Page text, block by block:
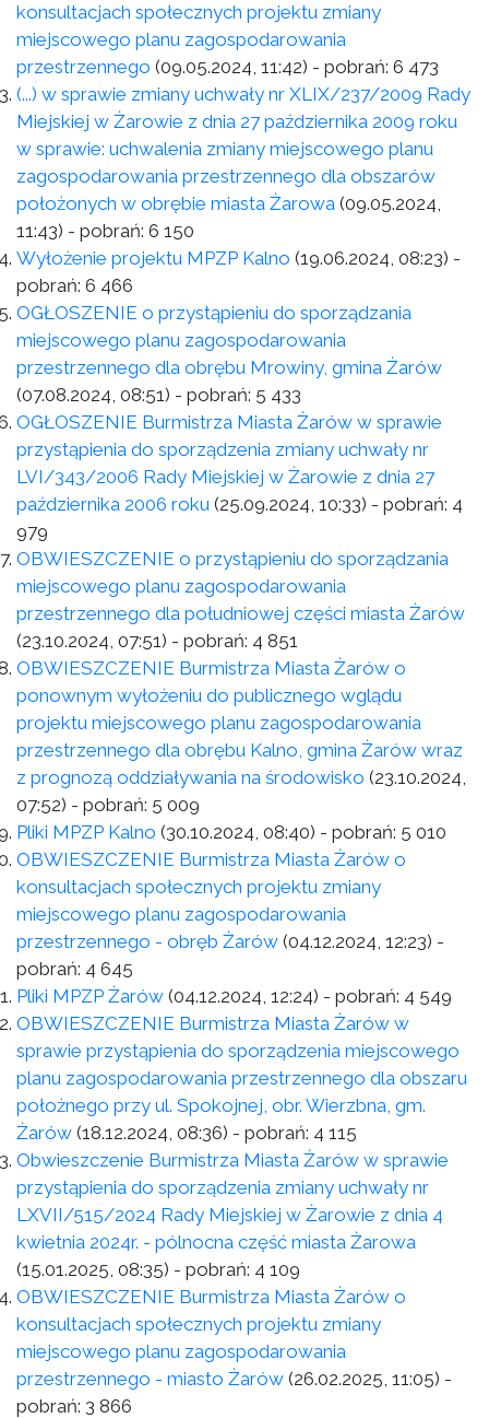
konsultacjach społecznych projektu zmiany
miejscowego planu zagospodarowania
przestrzennego (09.05.2024, 11:42) - pobrań: 6 473
(...) w sprawie zmiany uchwały nr XLIX/237/2009 Rady
Miejskiej w Żarowie z dnia 27 października 2009 roku
w sprawie: uchwalenia zmiany miejscowego planu
zagospodarowania przestrzennego dla obszarów
położonych w obrębie miasta Żarowa (09.05.2024,
11:43) - pobrań: 6 150
Wyłożenie projektu MPZP Kalno (19.06.2024, 08:23) -
pobrań: 6 466
OGŁOSZENIE o przystąpieniu do sporządzania
miejscowego planu zagospodarowania
przestrzennego dla obrębu Mrowiny, gmina Żarów
(07.08.2024, 08:51) - pobrań: 5 433
OGŁOSZENIE Burmistrza Miasta Żarów w sprawie
przystąpienia do sporządzenia zmiany uchwały nr
LVI/343/2006 Rady Miejskiej w Żarowie z dnia 27
października 2006 roku (25.09.2024, 10:33) - pobrań: 4
979
OBWIESZCZENIE o przystąpieniu do sporządzania
miejscowego planu zagospodarowania
przestrzennego dla południowej części miasta Żarów
(23.10.2024, 07:51) - pobrań: 4 851
OBWIESZCZENIE Burmistrza Miasta Żarów o
ponownym wyłożeniu do publicznego wglądu
projektu miejscowego planu zagospodarowania
przestrzennego dla obrębu Kalno, gmina Żarów wraz
z prognozą oddziaływania na środowisko (23.10.2024,
07:52) - pobrań: 5 009
Pliki MPZP Kalno (30.10.2024, 08:40) - pobrań: 5 010
OBWIESZCZENIE Burmistrza Miasta Żarów o
konsultacjach społecznych projektu zmiany
miejscowego planu zagospodarowania
przestrzennego - obręb Żarów (04.12.2024, 12:23) -
pobrań: 4 645
Pliki MPZP Żarów (04.12.2024, 12:24) - pobrań: 4 549
OBWIESZCZENIE Burmistrza Miasta Żarów w
sprawie przystąpienia do sporządzenia miejscowego
planu zagospodarowania przestrzennego dla obszaru
położnego przy ul. Spokojnej, obr. Wierzbna, gm.
Żarów (18.12.2024, 08:36) - pobrań: 4 115
Obwieszczenie Burmistrza Miasta Żarów w sprawie
przystąpienia do sporządzenia zmiany uchwały nr
LXVII/515/2024 Rady Miejskiej w Żarowie z dnia 4
kwietnia 2024r. - pólnocna część miasta Żarowa
(15.01.2025, 08:35) - pobrań: 4 109
OBWIESZCZENIE Burmistrza Miasta Żarów o
konsultacjach społecznych projektu zmiany
miejscowego planu zagospodarowania
przestrzennego - miasto Żarów (26.02.2025, 11:05) -
pobrań: 3 866